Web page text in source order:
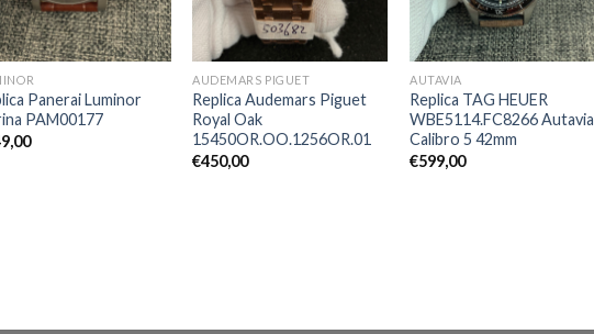
Panerai Luminor
PAM00177
AUDEMARS PIGUET
Replica Audemars Piguet
Royal Oak
15450OR.OO.1256OR.01
€450,00
AUTAVIA
Replica TAG HEUER
WBE5114.FC8266 Autavia
Calibro 5 42mm
€599,00